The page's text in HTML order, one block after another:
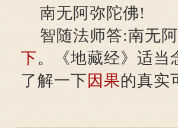
南无阿弥陀佛!
智随法师答:南无
下。《地藏经》适当
了解一下 因果的真实